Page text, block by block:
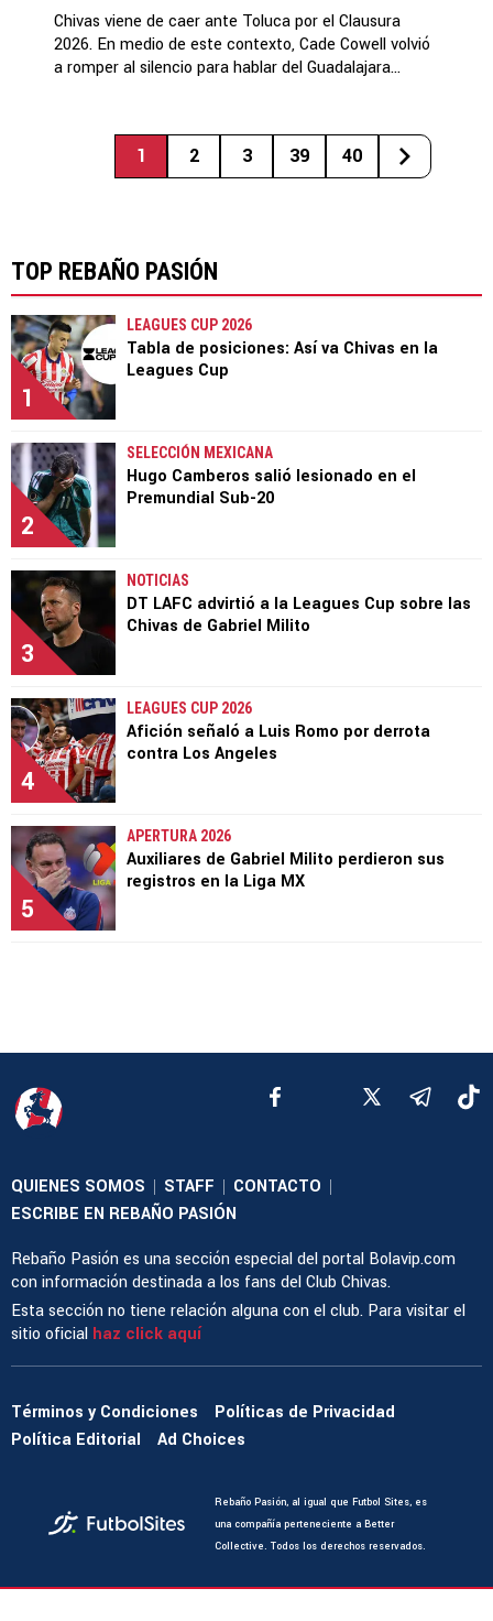
Chivas viene de caer ante Toluca por el Clausura
2026. En medio de este contexto, Cade Cowell volvió
a romper al silencio para hablar del Guadalajara...
1 2 3 39 40
TOP REBAÑO PASIÓN
1
LEAGUES CUP 2026
Tabla de posiciones: Así va Chivas en la
Leagues Cup
2
SELECCIÓN MEXICANA
Hugo Camberos salió lesionado en el
Premundial Sub-20
3
NOTICIAS
DT LAFC advirtió a la Leagues Cup sobre las
Chivas de Gabriel Milito
4
LEAGUES CUP 2026
Afición señaló a Luis Romo por derrota
contra Los Angeles
5
APERTURA 2026
Auxiliares de Gabriel Milito perdieron sus
registros en la Liga MX
QUIENES SOMOS | STAFF | CONTACTO |
ESCRIBE EN REBAÑO PASIÓN
Rebaño Pasión es una sección especial del portal Bolavip.com
con información destinada a los fans del Club Chivas.
Esta sección no tiene relación alguna con el club. Para visitar el
sitio oficial haz click aquí
Términos y Condiciones
Políticas de Privacidad
Política Editorial
Ad Choices
Rebaño Pasión, al igual que Futbol Sites, es
una compañía perteneciente a Better
Collective. Todos los derechos reservados.